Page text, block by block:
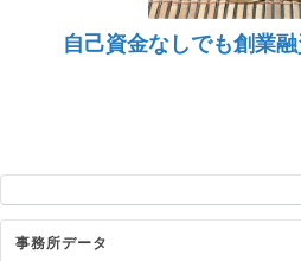
自己資金なしでも創業
事務所データ